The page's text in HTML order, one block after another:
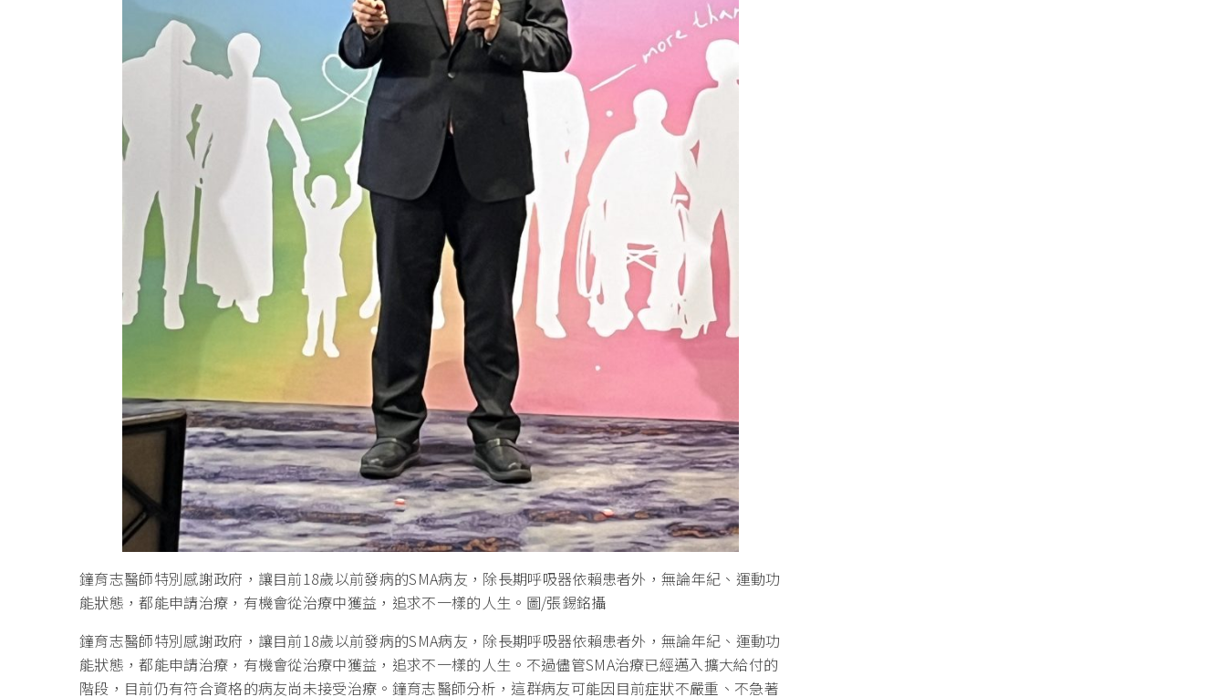
鐘育志醫師特別感謝政府，讓目前18歲以前發病的SMA病友，除長期呼吸器依賴患者外，無論年紀、運動功
能狀態，都能申請治療，有機會從治療中獲益，追求不一樣的人生。圖/張錫銘攝
鐘育志醫師特別感謝政府，讓目前18歲以前發病的SMA病友，除長期呼吸器依賴患者外，無論年紀、運動功
能狀態，都能申請治療，有機會從治療中獲益，追求不一樣的人生。不過儘管SMA治療已經邁入擴大給付的
階段，目前仍有符合資格的病友尚未接受治療。鐘育志醫師分析，這群病友可能因目前症狀不嚴重、不急著